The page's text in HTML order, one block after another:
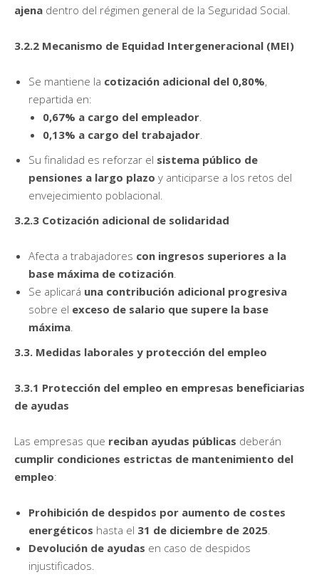
ajena dentro del régimen general de la Seguridad Social.
3.2.2 Mecanismo de Equidad Intergeneracional (MEI)
Se mantiene la cotización adicional del 0,80%,
repartida en:
0,67% a cargo del empleador
0,13% a cargo del trabajador
Su finalidad es reforzar el sistema público de
pensiones a largo plazo y anticiparse a los retos del
envejecimiento poblacional.
3.2.3 Cotización adicional de solidaridad
Afecta a trabajadores con ingresos superiores a la
base máxima de cotización
Se aplicará una contribución adicional progresiva
sobre el exceso de salario que supere la base
máxima
3.3. Medidas laborales y protección del empleo
3.3.1 Protección del empleo en empresas beneficiarias
de ayudas
Las empresas que reciban ayudas públicas deberán
cumplir condiciones estrictas de mantenimiento del
empleo:
Prohibición de despidos por aumento de costes
energéticos hasta el 31 de diciembre de 2025
Devolución de ayudas en caso de despidos
injustificados.